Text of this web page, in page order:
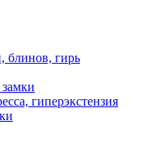
блинов, гирь
гиперэкстензия